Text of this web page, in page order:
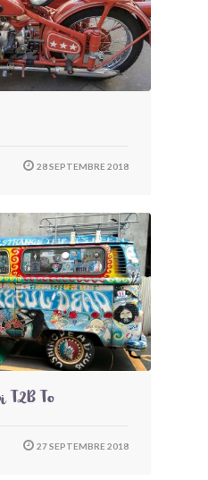
28 SEPTEMBRE 2018
T2B To
27 SEPTEMBRE 2018